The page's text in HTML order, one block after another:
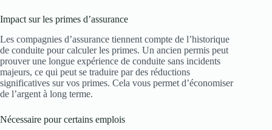
Impact sur les primes d’assurance
Les compagnies d’assurance tiennent compte de l’historique
de conduite pour calculer les primes. Un ancien permis peut
prouver une longue expérience de conduite sans incidents
majeurs, ce qui peut se traduire par des réductions
significatives sur vos primes. Cela vous permet d’économiser
de l’argent à long terme.
Nécessaire pour certains emplois